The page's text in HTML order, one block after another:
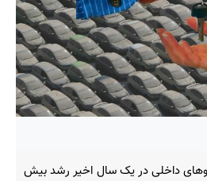
داخلی در یک سال اخیر رشد بیش